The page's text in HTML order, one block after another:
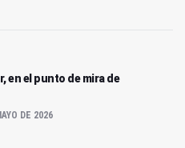
en el punto de mira de
DE 2026